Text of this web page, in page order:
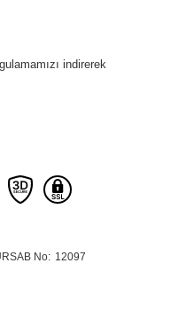
indirerek
No: 12097